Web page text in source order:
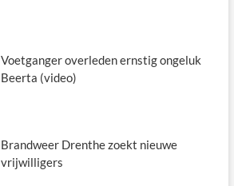
Voetganger overleden ernstig ongeluk
Beerta (video)
Brandweer Drenthe zoekt nieuwe
vrijwilligers